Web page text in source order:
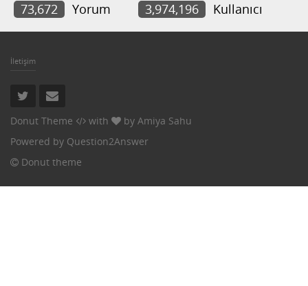
73,672
Yorum 3,974,196 Kullanıcı
İletişim
Donut Theme with by Amiya Sahu
Powered by Question2Answer
Donut theme